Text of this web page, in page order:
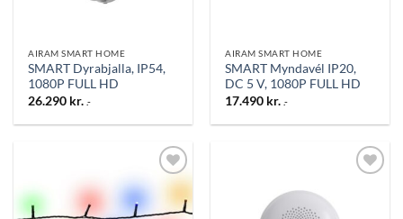
AIRAM SMART HOME
SMART Dyrabjalla, IP54,
1080P FULL HD
26.290 kr. .-
AIRAM SMART HOME
SMART Myndavél IP20,
DC 5 V, 1080P FULL HD
17.490 kr. .-
Bæta
óskalista